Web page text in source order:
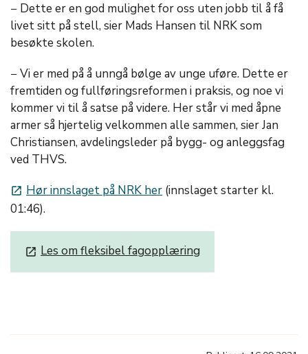
− Dette er en god mulighet for oss uten jobb til å få
livet sitt på stell, sier Mads Hansen til NRK som
besøkte skolen.
− Vi er med på å unngå bølge av unge uføre. Dette er
fremtiden og fullføringsreformen i praksis, og noe vi
kommer vi til å satse på videre. Her står vi med åpne
armer så hjertelig velkommen alle sammen, sier Jan
Christiansen, avdelingsleder på bygg- og anleggsfag
ved THVS.
launch Hør innslaget på NRK her (innslaget starter kl.
01:46).
launch Les om fleksibel fagopplæring